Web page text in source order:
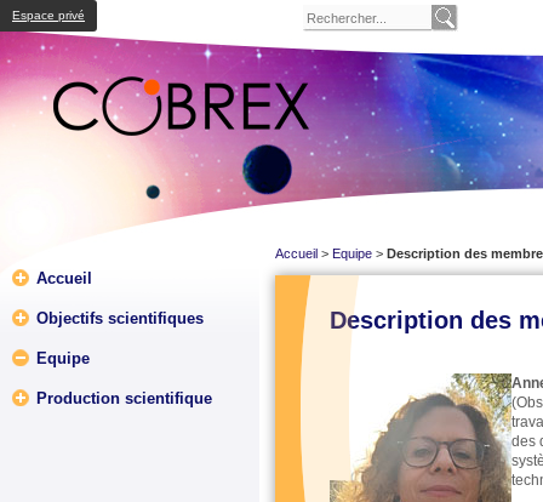
Espace privé
Accueil
Objectifs scientifiques
Equipe
Production scientifique
Accueil > Equipe > Description des
Description des
des